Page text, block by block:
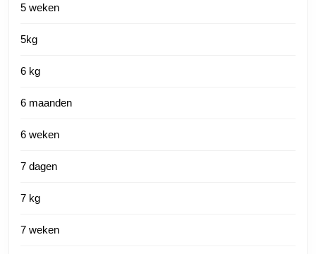
5 weken
5kg
6 kg
6 maanden
6 weken
7 dagen
7 kg
7 weken